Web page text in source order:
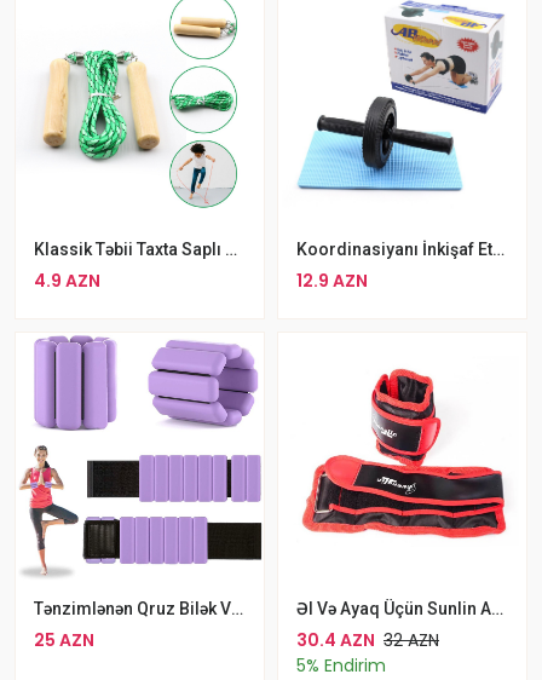
Klassik Təbii Taxta Saplı Atlama İpi Boks Və Fitnes Üçün Uyğun Fitness Atlama İpi
4.9 AZN
Koordinasiyanı İnkişaf Etdirməyə Yararlı Pres Çarxı AB Wheel Abdominal Press Roller
12.9 AZN
Tənzimlənən Qruz Bilək Və Topuq Üçün Ağırlıq 1kq
25 AZN
Əl Və Ayaq Üçün Sunlin Ağırlıq Dəmir Materialdan Hazırlanmış 2 X 2.5kq Qruz
30.4 AZN 32 AZN
5% Endirim